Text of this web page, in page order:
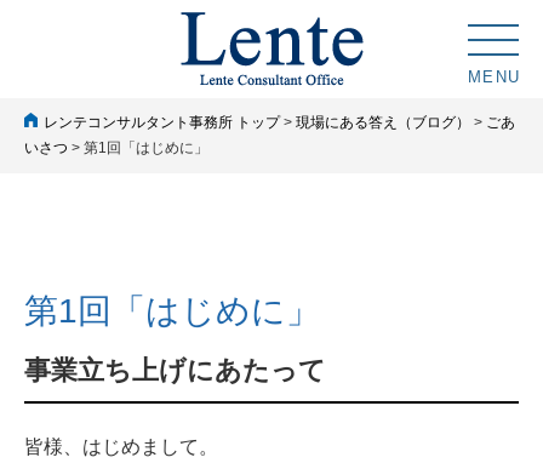
MENU
レンテコンサルタント事務所 トップ> 現場にある答え（ブログ） > ごあ
いさつ > 第1回「はじめに」
第1回「はじめに」
事業立ち上げにあたって
皆様、はじめまして。